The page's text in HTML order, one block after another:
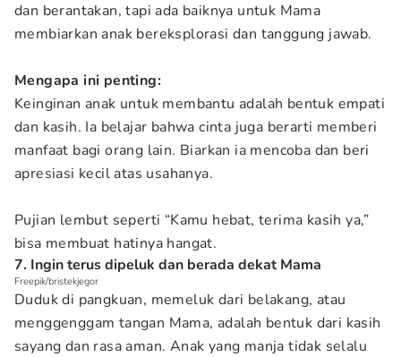
dan berantakan, tapi ada baiknya untuk Mama
membiarkan anak bereksplorasi dan tanggung jawab.
Mengapa ini penting:
Keinginan anak untuk membantu adalah bentuk empati
dan kasih. Ia belajar bahwa cinta juga berarti memberi
manfaat bagi orang lain. Biarkan ia mencoba dan beri
apresiasi kecil atas usahanya.
Pujian lembut seperti “Kamu hebat, terima kasih ya,”
bisa membuat hatinya hangat.
7. Ingin terus dipeluk dan berada dekat Mama
Freepik/bristekjegor
Duduk di pangkuan, memeluk dari belakang, atau
menggenggam tangan Mama, adalah bentuk dari kasih
sayang dan rasa aman. Anak yang manja tidak selalu